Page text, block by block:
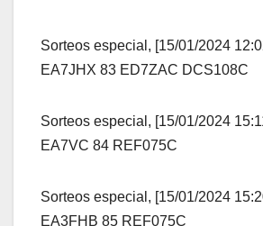
Sorteos especial, [15/01/2024
EA7JHX 83 ED7ZAC DCS108C
Sorteos especial, [15/01/2024
EA7VC 84 REF075C
Sorteos especial, [15/01/2024
EA3FHB 85 REF075C